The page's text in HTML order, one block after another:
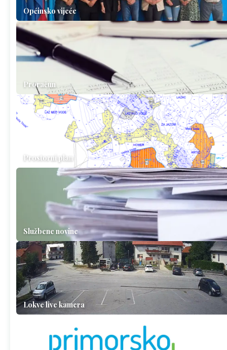
Općinsko vijeće
Proračun
Prostorni plan
Službene novine
Lokve live kamera